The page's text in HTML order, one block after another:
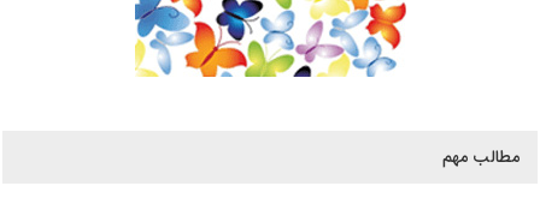
مطالب مهم